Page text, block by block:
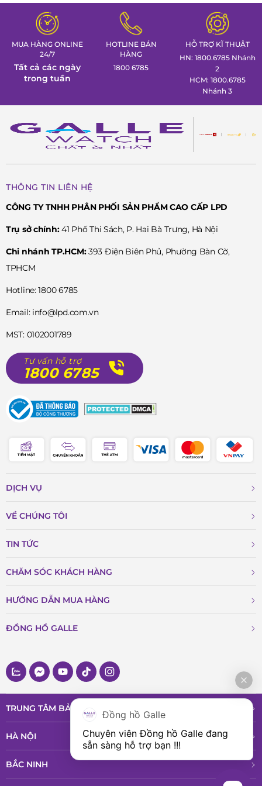
Điểm nhấn trên mẫuFC-200LN5S32Bchính là các chi tiết
kim giờ/phút, mặt số, viền và núm chỉnh mang sắc vàng đặt
trên nền xanh navy vô cùng ấn tượng. Nét cổ điển càng
tháng, độ chịu nước 3ATM đủ an toàn trong các hoạt động
hàng ngày.
Frederique Constant thuộc hệ thốngĐồng hồ Galle trên
toàn quốc!
MUA HÀNG ONLINE
24/7
Tất cả các ngày
trong tuần
HOTLINE BÁN
HÀNG
1800 6785
HỖ TRỢ KĨ THUẬT
HN: 1800.6785 Nhánh
2
HCM: 1800.6785
Nhánh 3
THÔNG TIN LIÊN HỆ
CÔNG TY TNHH PHÂN PHỐI SẢN PHẨM CAO CẤP LPD
Trụ sở chính:41 Phố Thi Sách, P. Hai Bà Trưng, Hà Nội
Chi nhánh TP.HCM:393 Điện Biên Phủ, Phường Bàn Cờ,
TPHCM
Hotline: 1800 6785
Email: info@lpd.com.vn
MST: 0102001789
Tư vấn hỗ trợ
1800 6785
DỊCH VỤ
VỀ CHÚNG TÔI
TIN TỨC
CHĂM SÓC KHÁCH HÀNG
HƯỚNG DẪN MUA HÀNG
ĐỒNG HỒ GALLE
TRUNG TÂM BẢO HÀNH VÀ DỊCH VỤ
HÀ NỘI
BẮC NINH
Đồng hồ Galle
Chuyên viên Đồng hồ Galle đang
sẵn sàng hỗ trợ bạn !!!